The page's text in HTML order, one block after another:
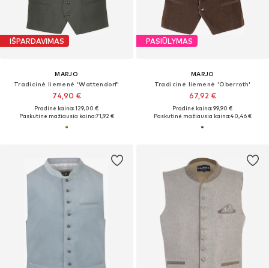
IŠPARDAVIMAS
MARJO
Tradicinė liemenė 'Wattendorf'
74,90 €
Pradinė kaina: 129,00 €
Paskutinė mažiausia kaina:71,92 €
PASIŪLYMAS
MARJO
Tradicinė liemenė 'Oberroth'
67,92 €
Pradinė kaina: 99,90 €
Paskutinė mažiausia kaina:40,46 €